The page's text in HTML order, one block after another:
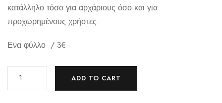
κατάλληλο τόσο για αρχάριους όσο και για
προχωρημένους χρήστες.
Ενα φύλλο / 3€
ADD TO CART